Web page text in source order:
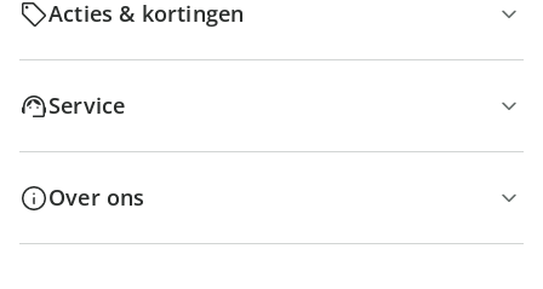
Acties & kortingen
Service
Over ons